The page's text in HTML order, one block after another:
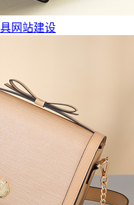
网站建设